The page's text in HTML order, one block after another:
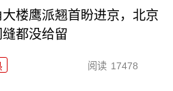
大楼鹰派翘首盼进京，北京
都没给留
阅读 17478